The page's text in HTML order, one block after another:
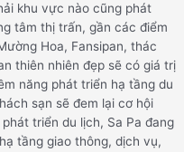
khu vực nào cũng phát
tâm thị trấn, gần các điểm
Hoa, Fansipan, thác
thiên nhiên đẹp sẽ có giá trị
năng phát triển hạ tầng du
sạn sẽ đem lại cơ hội
triển du lịch, Sa Pa đang
tầng giao thông, dịch vụ,